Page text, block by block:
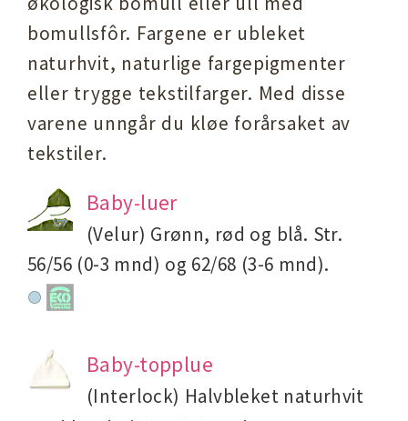
bomullsfôr. Fargene er ubleket
naturhvit, naturlige fargepigmenter
eller trygge tekstilfarger. Med disse
varene unngår du kløe forårsaket av
tekstiler.
Baby-luer
(Velur) Grønn, rød og blå. Str.
56/56 (0-3 mnd) og 62/68 (3-6 mnd).
Baby-topplue
(Interlock) Halvbleket naturhvit